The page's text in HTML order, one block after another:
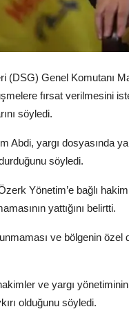
(DSG) Genel Komutanı
fırsat verilmesini
söyledi.
Abdi, yargı dosyasında
söyledi.
Yönetim’e bağlı
yattığını belirtti.
ve bölgenin
ve yargı
olduğunu söyledi.